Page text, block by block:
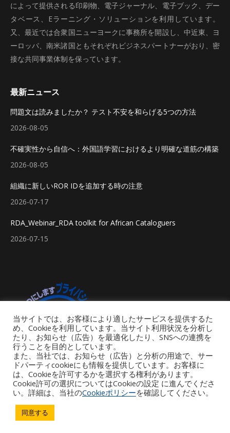
によって提供される印刷物、電子ジャーナル、電子ブック、デー
タベース、Eラーニング・ソリューションを利用しています。
又、最近では合衆国ニューヨークに事務所を開設し、中近東、ヨ
ーロッパ、南米諸国ともそれぞれビジネスパートナーがおり、密
接な共同事業体制を保っています。
最新ニュース
問題文は読みましたか？ テスト不安を和らげる5つの方法
2026-08-05
不確実性から自信へ：外国語学習におけるより明確な道筋の構築
2026-08-05
組織に新しいROR IDを追加する時の注意
2026-07-17
RDA_Webinar_RDA toolkit for African Cataloguers
2026-07-15
Copyright © 2026 iGroup Japan. All rights reserved. Powered by iGroup
当サイトでは、お客様により適したサービスを提供するた
め、Cookieを利用しています。当サイト利用状況を分析し
たり、お知らせ（広告）を最適化したり、SNSへの連携を
行うことを目的としています。
また、当社では、お知らせ（広告）と分析の用途で、サー
ドパーティcookieにも情報を提供しています。お客様に
は、Cookieを許可するかを選択する権利があります。
Cookie許可の選択についてはCookieの設定 に進んでくださ
い。詳細は、当社のCookieポリシーを確認してください。
同意する